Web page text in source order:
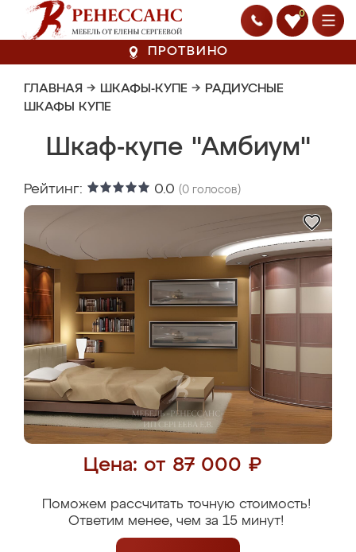
0
ПРОТВИНО
ГЛАВНАЯ → ШКАФЫ-КУПЕ → РАДИУСНЫЕ
ШКАФЫ КУПЕ
Шкаф-купе "Амбиум"
Рейтинг: 0.0 (0 голосов)
Цена: от 87 000 ₽
Поможем рассчитать точную стоимость!
Ответим менее, чем за 15 минут!